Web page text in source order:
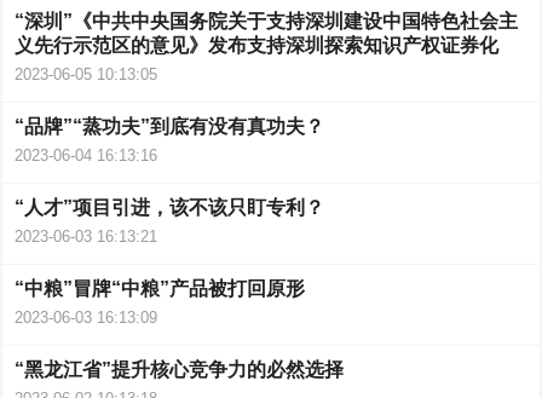
“深圳”《中共中央国务院关于支持深圳建设中国特色社会主
义先行示范区的意见》发布支持深圳探索知识产权证券化
2023-06-05 10:13:05
“品牌”“蒸功夫”到底有没有真功夫？
2023-06-04 16:13:16
“人才”项目引进，该不该只盯专利？
2023-06-03 16:13:21
“中粮”冒牌“中粮”产品被打回原形
2023-06-03 16:13:09
“黑龙江省”提升核心竞争力的必然选择